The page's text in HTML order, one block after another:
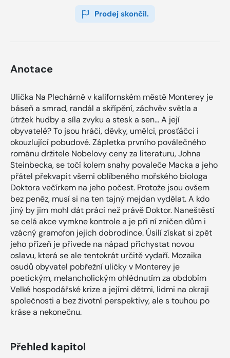
Prodej skončil.
Anotace
Ulička Na Plechárně v kalifornském městě Monterey je
báseň a smrad, randál a skřípění, záchvěv světla a
útržek hudby a síla zvyku a stesk a sen... A její
obyvatelé? To jsou hráči, děvky, umělci, prosťáčci i
okouzlující pobudové. Zápletka prvního poválečného
románu držitele Nobelovy ceny za literaturu, Johna
Steinbecka, se točí kolem snahy povaleče Macka a jeho
přátel překvapit všemi oblíbeného mořského biologa
Doktora večírkem na jeho počest. Protože jsou ovšem
bez peněz, musí si na ten tajný mejdan vydělat. A kdo
jiný by jim mohl dát práci než právě Doktor. Naneštěstí
se celá akce vymkne kontrole a je při ní zničen dům i
vzácný gramofon jejich dobrodince. Úsilí získat si zpět
jeho přízeň je přivede na nápad přichystat novou
oslavu, která se ale tentokrát určitě vydaří. Mozaika
osudů obyvatel pobřežní uličky v Monterey je
poetickým, melancholickým ohlédnutím za obdobím
Velké hospodářské krize a jejími dětmi, lidmi na okraji
společnosti a bez životní perspektivy, ale s touhou po
kráse a nekonečnu.
Přehled kapitol